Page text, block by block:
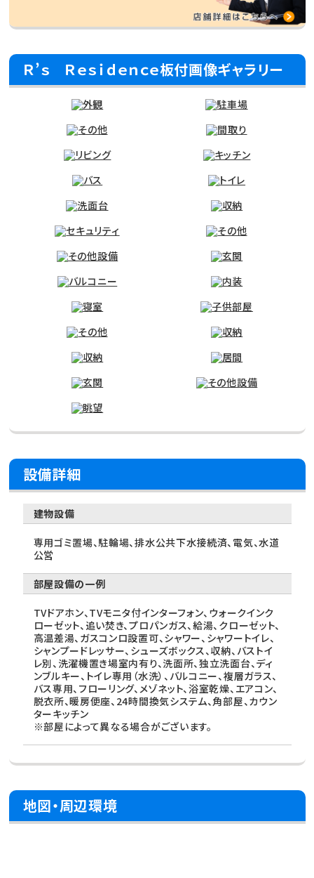
Ｒ’ｓ Ｒｅｓｉｄｅｎｃｅ板付画像ギャラリー
設備詳細
建物設備
専用ゴミ置場、駐輪場、排水公共下水接続済、電気、水道
公営
部屋設備の一例
TVドアホン、TVモニタ付インターフォン、ウォークインク
ローゼット、追い焚き、プロパンガス、給湯、クローゼット、
高温差湯、ガスコンロ設置可、シャワー、シャワートイレ、
シャンプードレッサー、シューズボックス、収納、バストイ
レ別、洗濯機置き場室内有り、洗面所、独立洗面台、ディ
ンブルキー、トイレ専用（水洗）、バルコニー、複層ガラス、
バス専用、フローリング、メゾネット、浴室乾燥、エアコン、
脱衣所、暖房便座、24時間換気システム、角部屋、カウン
ターキッチン
※部屋によって異なる場合がございます。
地図・周辺環境